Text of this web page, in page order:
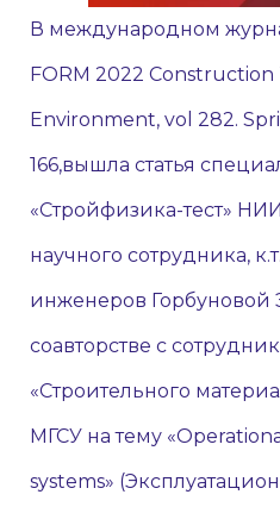
В международном
FORM 2022
Environment, vol 282.
166,вышла статья
«Стройфизика-тест»
научного сотрудника,
инженеров Горбуновой
соавторстве с
«Строительного
МГСУ на тему
systems»